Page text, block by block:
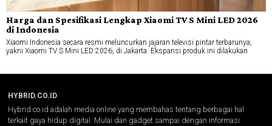
Harga dan Spesifikasi Lengkap Xiaomi TV S Mini LED 2026
di Indonesia
Xiaomi Indonesia secara resmi meluncurkan jajaran televisi pintar terbarunya,
yakni Xiaomi TV S Mini LED 2026, di Jakarta. Ekspansi produk ini dilakukan
HYBRID.CO.ID
Hybrid.co.id adalah media online yang membahas tentang berbagai hal
terkait gaya hidup digital. Mulai dari gadget sampai dengan informasi